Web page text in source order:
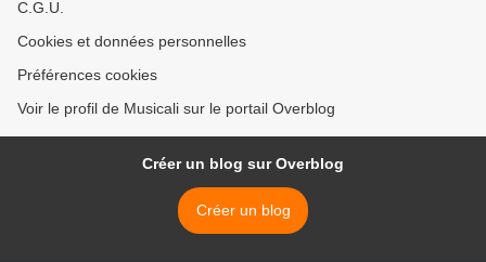
C.G.U.
Cookies et données personnelles
Préférences cookies
Voir le profil de Musicali sur le portail Overblog
Créer un blog sur Overblog
Créer un blog